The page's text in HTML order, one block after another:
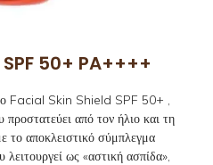
SPF 50+ PA++++
Facial Skin Shield SPF 50+ ,
από τον ήλιο και τη
το αποκλειστικό σύμπλεγμα
ως «αστική ασπίδα»,